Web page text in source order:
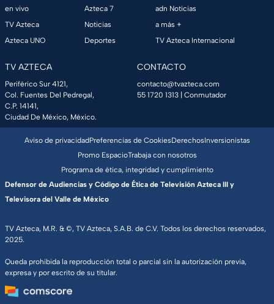
en vivo
TV Azteca
Azteca UNO
Azteca 7
Noticias
Deportes
adn Noticias
a más +
TV Azteca Internacional
TV AZTECA
Periférico Sur 4121,
Col. Fuentes Del Pedregal,
C.P. 14141,
Ciudad De México, México.
CONTACTO
contacto@tvazteca.com
55 1720 1313 | Conmutador
TV Azteca, M.R. & ©, TV Azteca, S.A.B. de C.V. Todos los derechos reservados,
2025.
Queda prohibida la reproducción total o parcial sin la autorización previa,
expresa y por escrito de su titular.
Aviso de privacidadPreferencias de CookiesDerechosInversionistas
Promo EspacioTrabaja con nosotros
Programa de ética, integridad y cumplimiento
Defensor de Audiencias y Código de Ética de Televisión Azteca III y
Televisora del Valle de México